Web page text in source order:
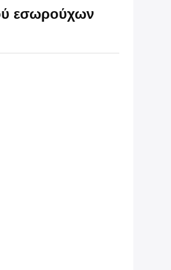
εσωρούχων